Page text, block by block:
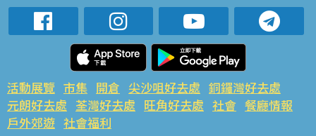
活動展覽 市集 開倉 尖沙咀好去處 銅鑼灣好去處
元朗好去處 荃灣好去處 旺角好去處 社會 餐廳情報
戶外郊遊 社會福利